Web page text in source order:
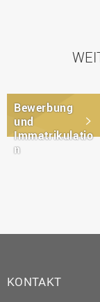
Bewerbung
und
Immatrikulatio
n
KONTAKT